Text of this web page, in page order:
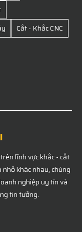
Cắt - Khắc CNC
lĩnh vực khắc - cắt
nhỏ khác nhau, chúng
nghiệp uy tín và
tin tưởng.